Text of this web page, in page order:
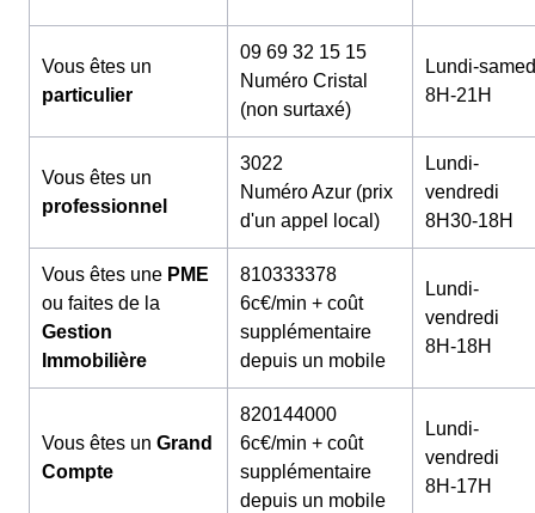
Vous êtes un
particulier
09 69 32 15 15
Numéro Cristal
(non surtaxé)
Lundi-
8H-21H
Vous êtes un
professionnel
3022
Numéro Azur (prix
d'un appel local)
Lundi-
vendredi
8H30-18H
Vous êtes une PME
ou faites de la
Gestion
Immobilière
810333378
6c€/min + coût
supplémentaire
depuis un mobile
Lundi-
vendredi
8H-18H
Vous êtes un Grand
Compte
820144000
6c€/min + coût
supplémentaire
depuis un mobile
Lundi-
vendredi
8H-17H